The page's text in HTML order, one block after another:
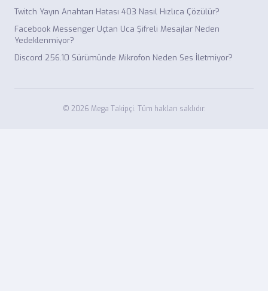
Twitch Yayın Anahtarı Hatası 403 Nasıl Hızlıca Çözülür?
Facebook Messenger Uçtan Uca Şifreli Mesajlar Neden
Yedeklenmiyor?
Discord 256.10 Sürümünde Mikrofon Neden Ses İletmiyor?
© 2026 Mega Takipçi. Tüm hakları saklıdır.